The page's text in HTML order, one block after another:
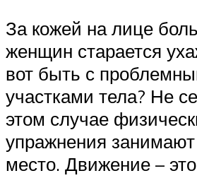
За кожей на лице
женщин старается
вот быть с
участками тела? Не
этом случае
упражнения
место. Движение –